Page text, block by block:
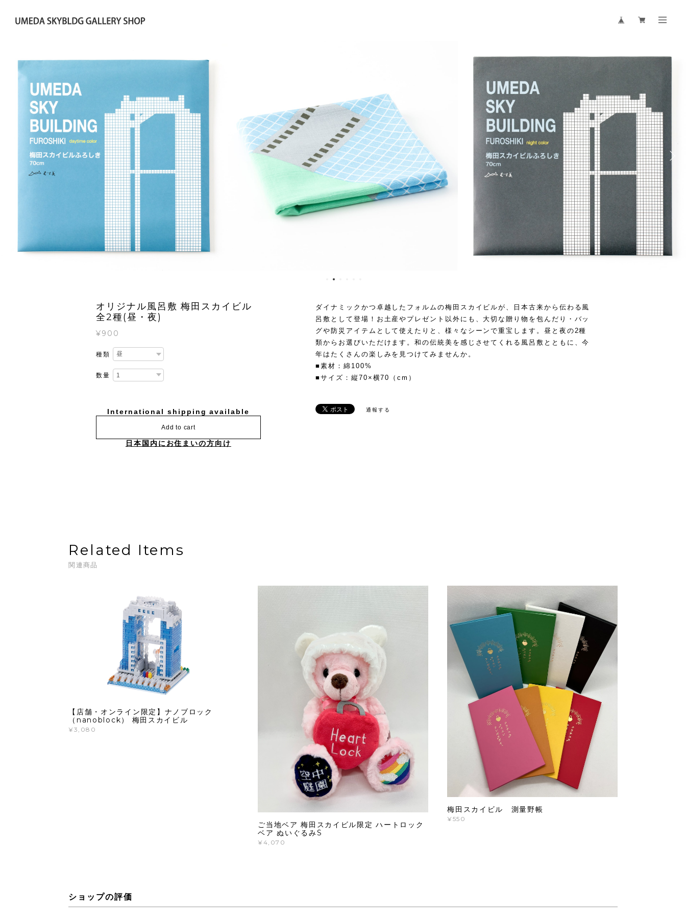
オリジナル風呂敷 梅田スカイビル
全2種(昼・夜)
¥900
種類
数量
International shipping available
Add to cart
日本国内にお住まいの方向け
ダイナミックかつ卓越したフォルムの梅田スカイビルが、日本古来から伝わる風
呂敷として登場！お土産やプレゼント以外にも、大切な贈り物を包んだり・バッ
グや防災アイテムとして使えたりと、様々なシーンで重宝します。昼と夜の2種
類からお選びいただけます。和の伝統美を感じさせてくれる風呂敷とともに、今
年はたくさんの楽しみを見つけてみませんか。
■素材：綿100%
■サイズ：縦70×横70（cm）
通報する
Related Items
関連商品
【店舗・オンライン限定】ナノブロック
（nanoblock） 梅田スカイビル
¥3,080
ご当地ベア 梅田スカイビル限定 ハートロック
ベア ぬいぐるみS
¥4,070
梅田スカイビル 測量野帳
¥550
ショップの評価